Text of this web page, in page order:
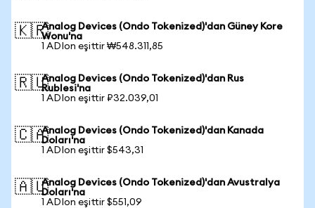
🇰🇷Analog Devices (Ondo Tokenized)'dan Güney Kore
Wonu'na
1 ADIon eşittir ₩548.311,85
🇷🇺Analog Devices (Ondo Tokenized)'dan Rus
Rublesi'na
1 ADIon eşittir ₽32.039,01
🇨🇦Analog Devices (Ondo Tokenized)'dan Kanada
Doları'na
1 ADIon eşittir $543,31
🇦🇺Analog Devices (Ondo Tokenized)'dan Avustralya
Doları'na
1 ADIon eşittir $551,09